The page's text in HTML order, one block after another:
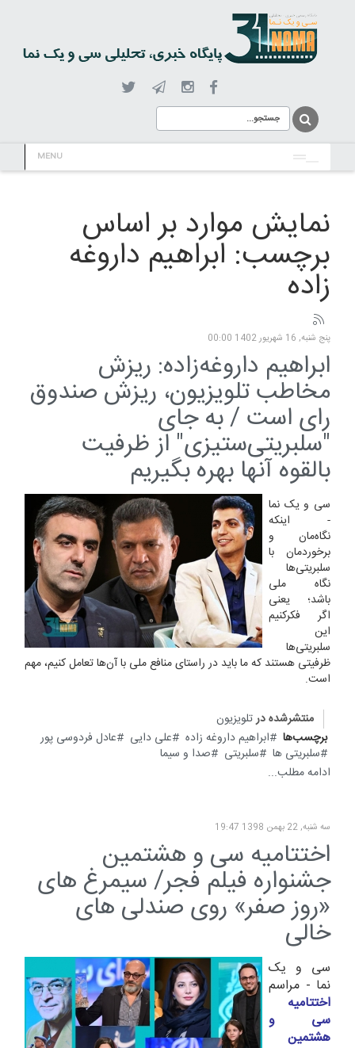
MENU
نمایش موارد بر اساس
برچسب: ابراهیم داروغه
زاده
پنج شنبه, 16 شهریور 1402 00:00
ابراهیم داروغه‌زاده: ریزش
مخاطب تلویزیون، ریزش صندوق
رای است / به جای
"سلبریتی‌ستیزی" از ظرفیت
بالقوه آنها بهره بگیریم
سی و یک نما
- اینکه
نگاه‌مان و
برخوردمان با
سلبریتی‌ها
نگاه ملی
باشد؛ یعنی
اگر فکرکنیم
این
سلبریتی‌ها
ظرفیتی‌ هستند که ما باید در راستای منافع ملی با آن‌ها تعامل کنیم، مهم
است.
منتشرشده درتلویزیون
برچسب‌ها
ابراهیم داروغه زاده علی دایی
عادل فردوسی پور
سلبريتى ها
سلبریتی
صدا و سیما
ادامه مطلب...
سه شنبه, 22 بهمن 1398 19:47
اختتامیه سی و هشتمین
جشنواره فیلم فجر/ سیمرغ های
«روز صفر» روی صندلی های
خالی
سی و یک
نما - مراسم
اختتامیه
سی و
هشتمین